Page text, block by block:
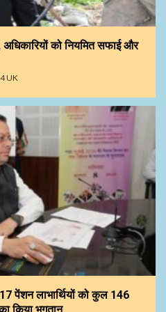
को नियमित सफाई और
UK
पेंशन लाभार्थियों को कुल ₹146